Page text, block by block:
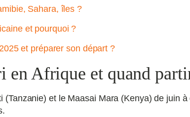
Sahara, îles ?
et pourquoi ?
et préparer son départ ?
en Afrique et quand
et le Maasai Mara (Kenya) de juin